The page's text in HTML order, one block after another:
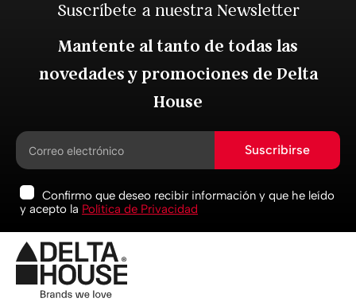
Suscríbete a nuestra Newsletter
Mantente al tanto de todas las
novedades y promociones de Delta
House
Suscribirse
Confirmo que deseo recibir información y que he leído
y acepto la Política de Privacidad